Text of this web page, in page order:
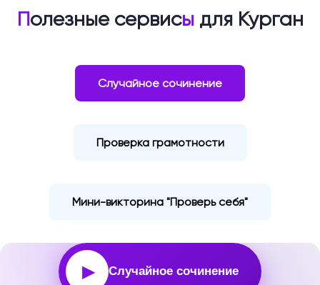
Полезные сервисыдля Курган
Случайное сочинение
Проверка грамотности
Мини-викторина "Проверь себя"
▶ Случайное сочинение